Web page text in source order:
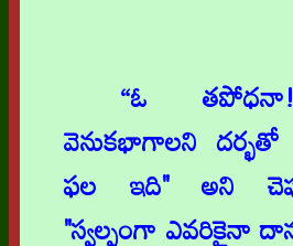
“ఓ
వెనుకభాగాలని దర్భతో
ఫల ఇది" అని
"స్వల్పంగా ఎవరికైనా